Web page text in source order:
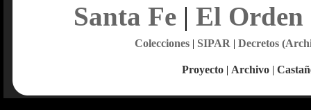
Santa Fe| El Orden
Colecciones| SIPAR | Decretos
Proyecto | Archivo |